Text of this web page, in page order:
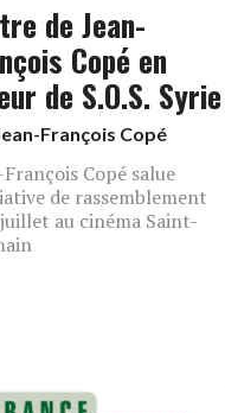
de Jean-
Copé en
de S.O.S. Syrie
François Copé
François Copé salue
de rassemblement
au cinéma Saint-